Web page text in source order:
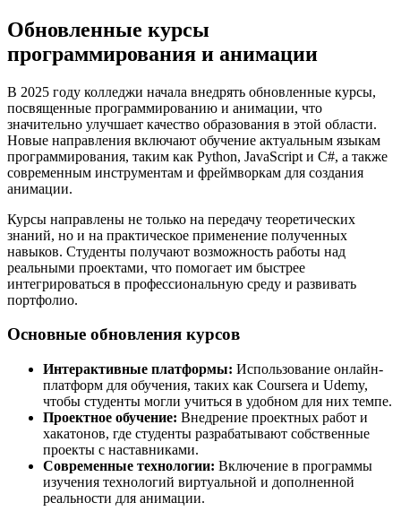
Обновленные курсы
программирования и анимации
В 2025 году колледжи начала внедрять обновленные курсы,
посвященные программированию и анимации, что
значительно улучшает качество образования в этой области.
Новые направления включают обучение актуальным языкам
программирования, таким как Python, JavaScript и C#, а также
современным инструментам и фреймворкам для создания
анимации.
Курсы направлены не только на передачу теоретических
знаний, но и на практическое применение полученных
навыков. Студенты получают возможность работы над
реальными проектами, что помогает им быстрее
интегрироваться в профессиональную среду и развивать
портфолио.
Основные обновления курсов
Интерактивные платформы: Использование онлайн-
платформ для обучения, таких как Coursera и Udemy,
чтобы студенты могли учиться в удобном для них темпе.
Проектное обучение: Внедрение проектных работ и
хакатонов, где студенты разрабатывают собственные
проекты с наставниками.
Современные технологии: Включение в программы
изучения технологий виртуальной и дополненной
реальности для анимации.